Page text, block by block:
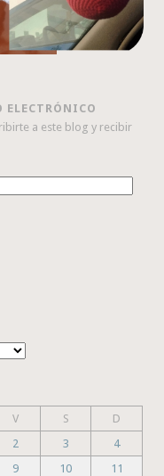
ELECTRÓNICO
a este blog y recibir
V S
D
2 3
4
9 10
11